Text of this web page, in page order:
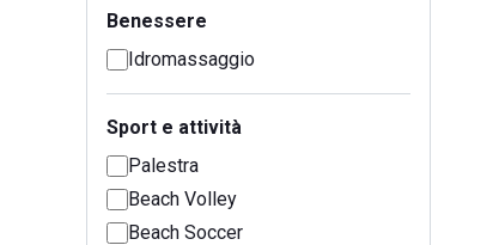
Benessere
Idromassaggio
Sport e attività
Palestra
Beach Volley
Beach Soccer